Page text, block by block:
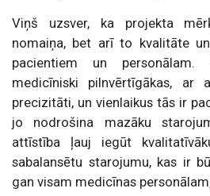
Viņš uzsver, ka projekta
nomaiņa, bet arī to kvalitāte
pacientiem un
medicīniski pilnvērtīgākas, ar
precizitāti, un vienlaikus tās ir
jo nodrošina mazāku
attīstība ļauj iegūt
sabalansētu starojumu, kas ir
gan visam medicīnas